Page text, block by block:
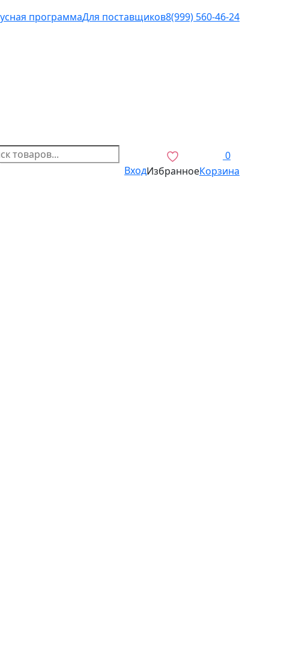
программаДля поставщиков8(999) 560-46-24
ВходИзбранное
0
Корзина